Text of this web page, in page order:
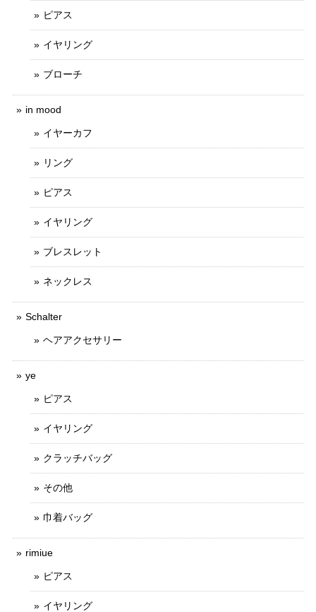
ピアス
イヤリング
ブローチ
in mood
イヤーカフ
リング
ピアス
イヤリング
ブレスレット
ネックレス
Schalter
ヘアアクセサリー
ye
ピアス
イヤリング
クラッチバッグ
その他
巾着バッグ
rimiue
ピアス
イヤリング